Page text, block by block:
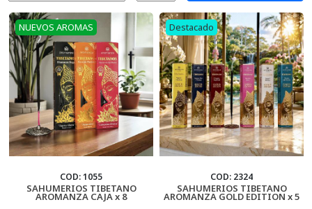
NUEVOS AROMAS
COD: 1055
SAHUMERIOS TIBETANO
AROMANZA CAJA x 8
Destacado
COD: 2324
SAHUMERIOS TIBETANO
AROMANZA GOLD EDITION x 5
Articulos De Limpieza
Aromatizantes De Ambientes
Aromatizantes De Auto
Articulos De Promocion
Bijouterie
Cascadas De Humo